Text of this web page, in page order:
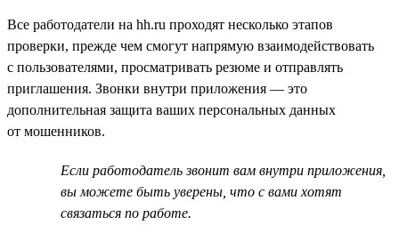
Все работодатели на hh.ru проходят несколько этапов
проверки, прежде чем смогут напрямую взаимодействовать
с пользователями, просматривать резюме и отправлять
приглашения. Звонки внутри приложения — это
дополнительная защита ваших персональных данных
от мошенников.
Если работодатель звонит вам внутри приложения,
вы можете быть уверены, что с вами хотят
связаться по работе.